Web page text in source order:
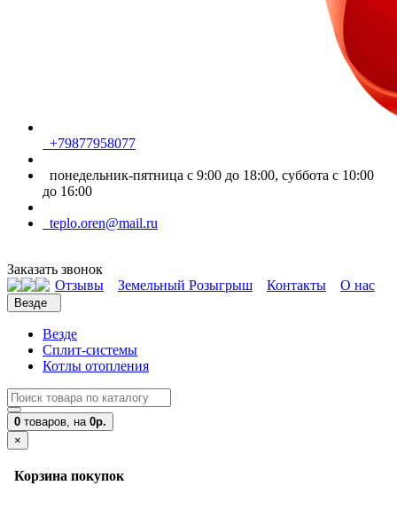
+79877958077
понедельник-пятница с 9:00 до 18:00, суббота с 10:00
до 16:00
teplo.oren@mail.ru
Заказать звонок
Отзывы
Земельный Розыгрыш Контакты О нас
Везде
Везде
Сплит-системы
Котлы отопления
0 товаров, на 0р.
×
Корзина покупок